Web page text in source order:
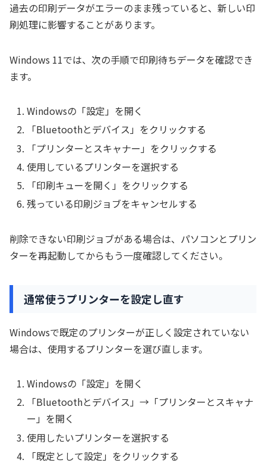
過去の印刷データがエラーのまま残っていると、新しい印
刷処理に影響することがあります。
Windows 11では、次の手順で印刷待ちデータを確認でき
ます。
Windowsの「設定」を開く
「Bluetoothとデバイス」をクリックする
「プリンターとスキャナー」をクリックする
使用しているプリンターを選択する
「印刷キューを開く」をクリックする
残っている印刷ジョブをキャンセルする
削除できない印刷ジョブがある場合は、パソコンとプリン
ターを再起動してからもう一度確認してください。
通常使うプリンターを設定し直す
Windowsで既定のプリンターが正しく設定されていない
場合は、使用するプリンターを選び直します。
Windowsの「設定」を開く
「Bluetoothとデバイス」→「プリンターとスキャナ
ー」を開く
使用したいプリンターを選択する
「既定として設定」をクリックする